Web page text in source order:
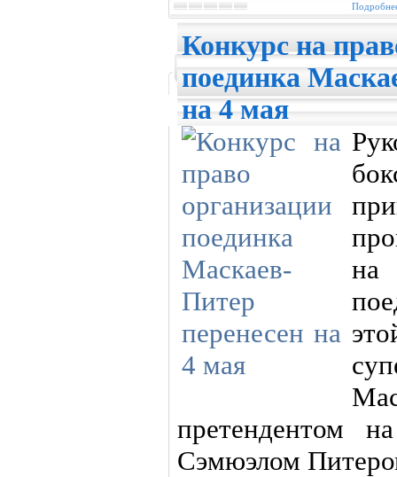
Конкурс на
поединка
на 4 мая
на
претендентом
Сэмюэлом